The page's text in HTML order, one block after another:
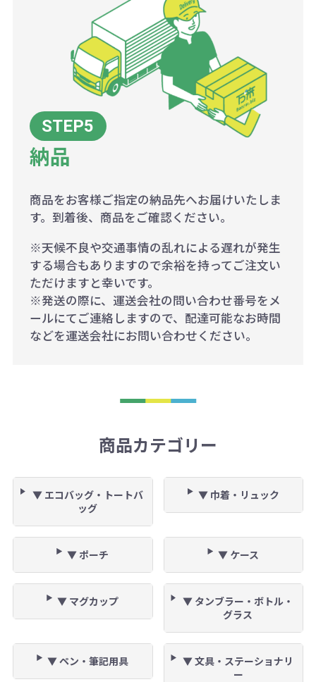
納品
商品をお客様ご指定の納品先へお届けいたしま
す。到着後、商品をご確認ください。
※天候不良や交通事情の乱れによる遅れが発生
する場合もありますので余裕を持ってご注文い
ただけますと幸いです。
※発送の際に、運送会社の問い合わせ番号をメ
ールにてご連絡しますので、配達可能なお時間
などを運送会社にお問い合わせください。
商品カテゴリー
▼ エコバッグ・トートバ
ッグ
▼ 巾着・リュック
▼ ポーチ ▼ ケース
▼ マグカップ
▼ タンブラー・ボトル・
グラス
▼ ペン・筆記用具
▼ 文具・ステーショナリ
ー